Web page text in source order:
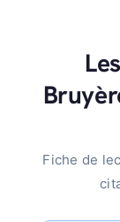
Collège
Fiche de